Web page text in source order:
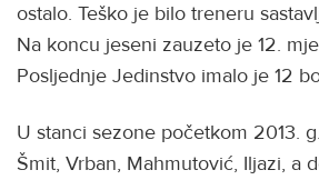
ostalo. Teško je bilo treneru
Na koncu jeseni zauzeto je 12.
Posljednje Jedinstvo imalo je 12
U stanci sezone početkom 2013.
Šmit, Vrban, Mahmutović, Iljazi, a